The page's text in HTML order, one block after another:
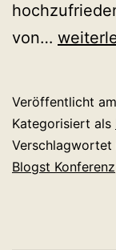
von…
viel
für
Veröffentlicht am
Kategorisiert als
Verschlagwortet
Blogst Konferenz